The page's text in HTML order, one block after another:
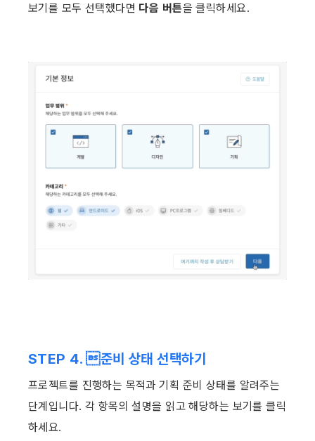
보기를 모두 선택했다면 다음 버튼을 클릭하세요.
STEP 4. 준비 상태 선택하기
프로젝트를 진행하는 목적과 기획 준비 상태를 알려주는
단계입니다. 각 항목의 설명을 읽고 해당하는 보기를 클릭
하세요. ​